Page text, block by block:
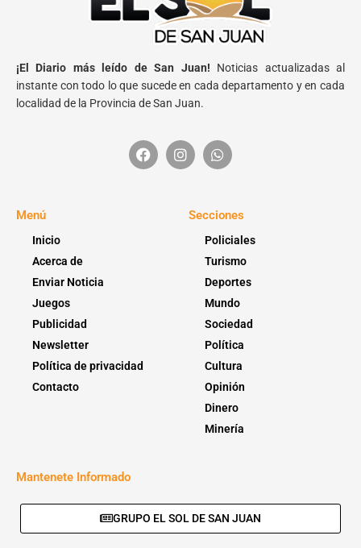
¡El Diario más leído de San Juan! Noticias actualizadas al
instante con todo lo que sucede en cada departamento y en cada
localidad de la Provincia de San Juan.
Menú
Inicio
Acerca de
Enviar Noticia
Juegos
Publicidad
Newsletter
Política de privacidad
Contacto
Secciones
Policiales
Turismo
Deportes
Mundo
Sociedad
Política
Cultura
Opinión
Dinero
Minería
Mantenete Informado
GRUPO EL SOL DE SAN JUAN